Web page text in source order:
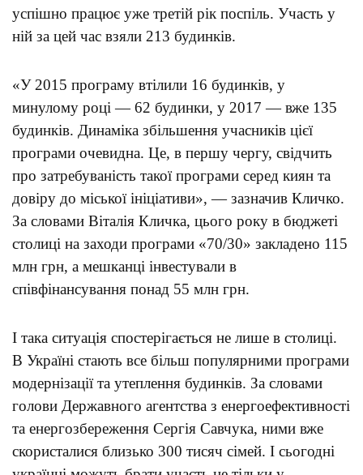
успішно працює уже третій рік поспіль. Участь у
ній за цей час взяли 213 будинків.
«У 2015 програму втілили 16 будинків, у
минулому році — 62 будинки, у 2017 — вже 135
будинків. Динаміка збільшення учасників цієї
програми очевидна. Це, в першу чергу, свідчить
про затребуваність такої програми серед киян та
довіру до міської ініціативи», — зазначив Кличко.
За словами Віталія Кличка, цього року в бюджеті
столиці на заходи програми «70/30» закладено 115
млн грн, а мешканці інвестували в
співфінансування понад 55 млн грн.
І така ситуація спостерігається не лише в столиці.
В Україні стають все більш популярними програми
модернізації та утеплення будинків. За словами
голови Державного агентства з енергоефективності
та енергозбереження Сергія Савчука, ними вже
скористалися близько 300 тисяч сімей. І сьогодні